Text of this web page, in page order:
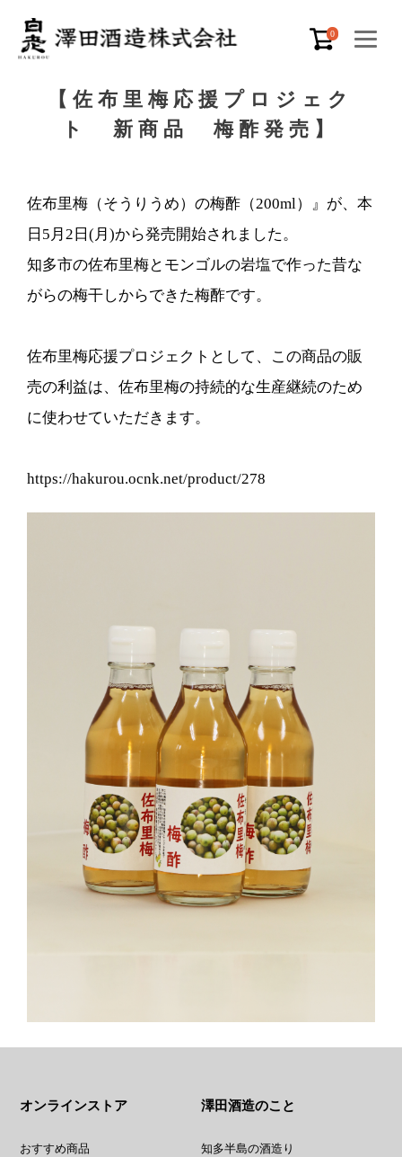
0
【佐布里梅応援プロジェク
ト 新商品 梅酢発売】
佐布里梅（そうりうめ）の梅酢（200ml）』が、本
日5月2日(月)から発売開始されました。
知多市の佐布里梅とモンゴルの岩塩で作った昔な
がらの梅干しからできた梅酢です。
佐布里梅応援プロジェクトとして、この商品の販
売の利益は、佐布里梅の持続的な生産継続のため
に使わせていただきます。
https://hakurou.ocnk.net/product/278
オンラインストア
おすすめ商品
澤田酒造のこと
知多半島の酒造り